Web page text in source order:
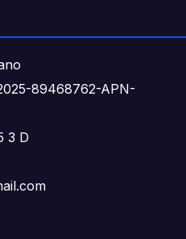
89468762-APN-
3 D